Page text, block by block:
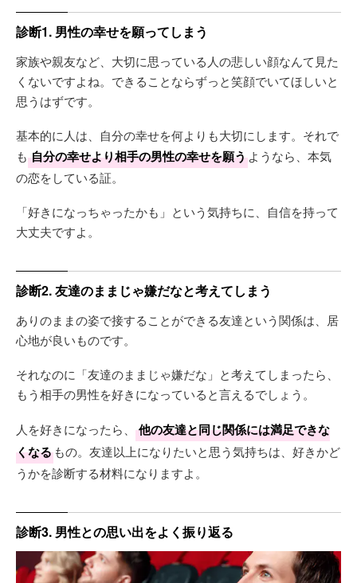
診断1. 男性の幸せを願ってしまう
家族や親友など、大切に思っている人の悲しい顔なんて見た
くないですよね。できることならずっと笑顔でいてほしいと
思うはずです。
基本的に人は、自分の幸せを何よりも大切にします。それで
も 自分の幸せより相手の男性の幸せを願うようなら、本気
の恋をしている証。
「好きになっちゃったかも」という気持ちに、自信を持って
大丈夫ですよ。
診断2. 友達のままじゃ嫌だなと考えてしまう
ありのままの姿で接することができる友達という関係は、居
心地が良いものです。
それなのに「友達のままじゃ嫌だな」と考えてしまったら、
もう相手の男性を好きになっていると言えるでしょう。
人を好きになったら、
他の友達と同じ関係には満足できな
くなる もの。友達以上になりたいと思う気持ちは、好きかど
うかを診断する材料になりますよ。
診断3. 男性との思い出をよく振り返る